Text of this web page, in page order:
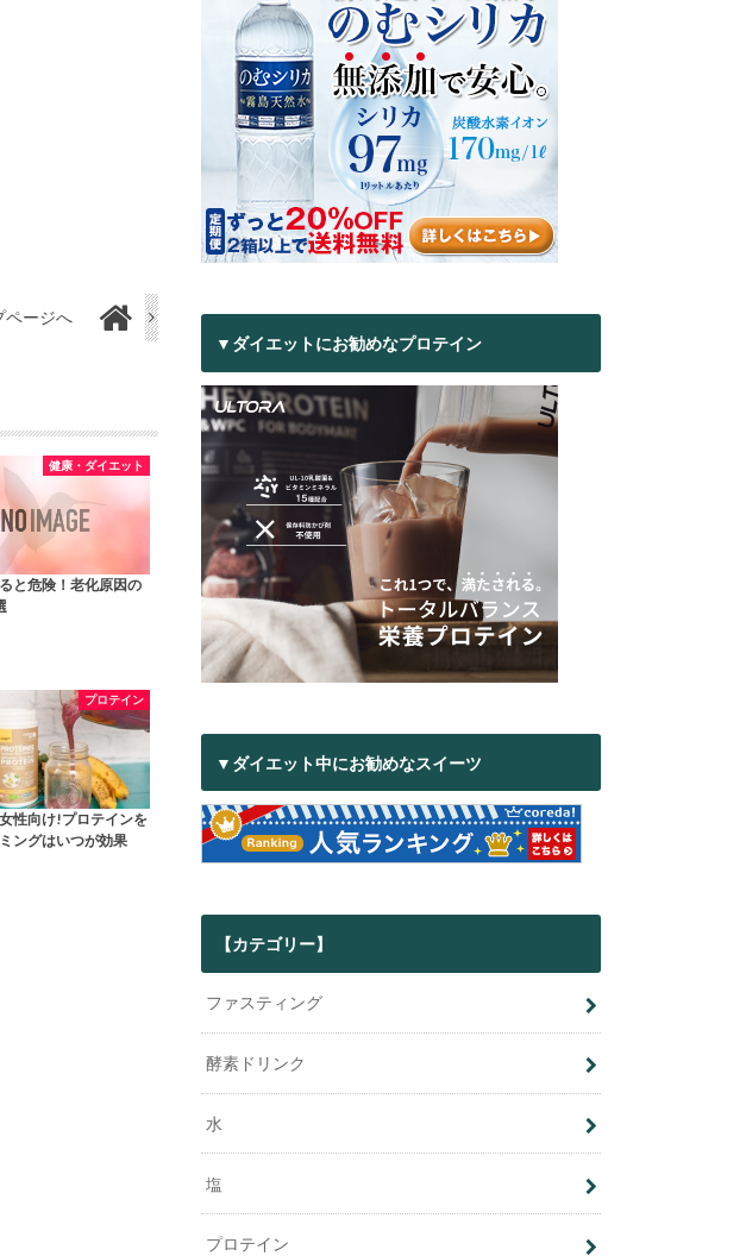
ページへ
健康・ダイエット
と危険！老化原因の
プロテイン
性向け!プロテインを
ングはいつが効果
▼ダイエットにお勧めなプロテイン
▼ダイエット中にお勧めなスイーツ
【カテゴリー】
ファスティング
酵素ドリンク
水
塩
プロテイン